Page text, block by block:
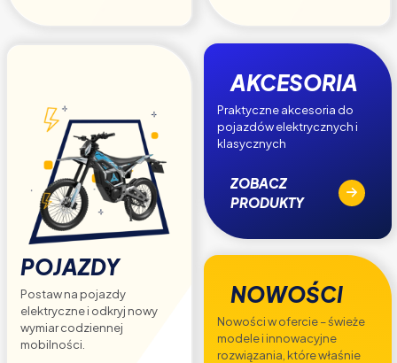
POJAZDY
Postaw na pojazdy
elektryczne i odkryj nowy
wymiar codziennej
mobilności.
AKCESORIA
Praktyczne akcesoria do
pojazdów elektrycznych i
klasycznych
ZOBACZ
PRODUKTY
NOWOŚCI
Nowości w ofercie – świeże
modele i innowacyjne
rozwiązania, które właśnie